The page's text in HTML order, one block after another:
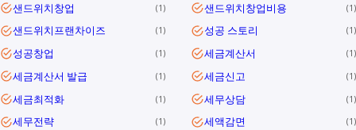
샌드위치창업 1 샌드위치창업비용 1
샌드위치프랜차이즈 1 성공 스토리 1
성공창업 1 세금계산서 1
세금계산서 발급 1 세금신고 1
세금최적화 1 세무상담 1
세무전략 1 세액감면 1